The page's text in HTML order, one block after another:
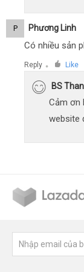
P Phương Linh
Có nhiều sản
Reply ● Like
BS
Cảm ơn
website